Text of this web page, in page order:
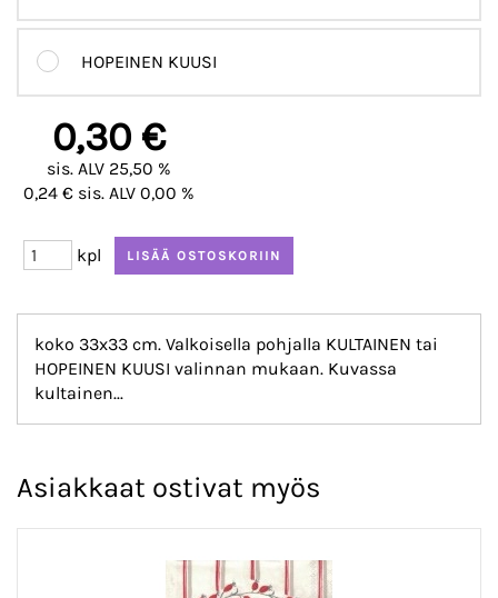
HOPEINEN KUUSI
0,30 €
sis. ALV 25,50 %
0,24 € sis. ALV 0,00 %
kpl
koko 33x33 cm. Valkoisella pohjalla KULTAINEN tai
HOPEINEN KUUSI valinnan mukaan. Kuvassa
kultainen...
Asiakkaat ostivat myös